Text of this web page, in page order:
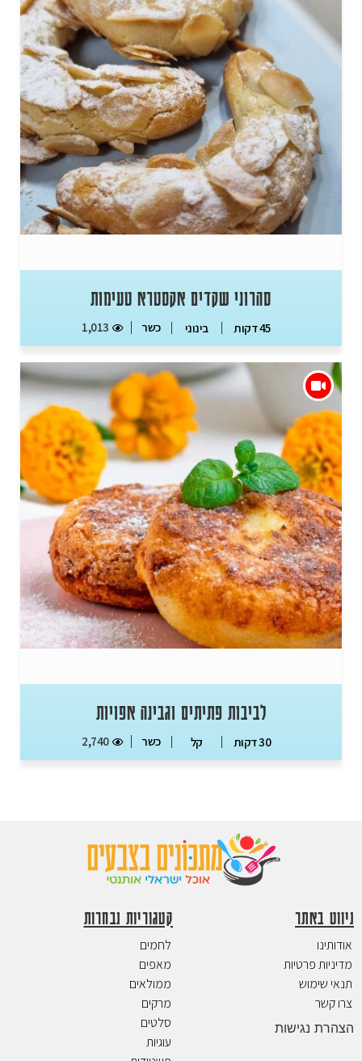
סהרוני שקדים אקסטרא טעימות
45 דקות בינוני כשר 1,013
לביבות פתיתים וגבינה אפויות
30 דקות קל כשר 2,740
ניווט באתר
אודותינו
מדיניות פרטיות
תנאי שימוש
צרו קשר
הצהרת נגישות
קטגוריות נבחרות
לחמים
מאפים
ממולאים
מרקים
סלטים
עוגיות